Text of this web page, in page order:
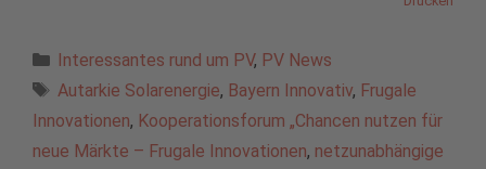
Kategorien
Interessantes rund um PV, PV News
Schlagwörter
Autarkie Solarenergie, Bayern Innovativ, Frugale
Innovationen, Kooperationsforum „Chancen nutzen für
neue Märkte – Frugale Innovationen, netzunabhängige